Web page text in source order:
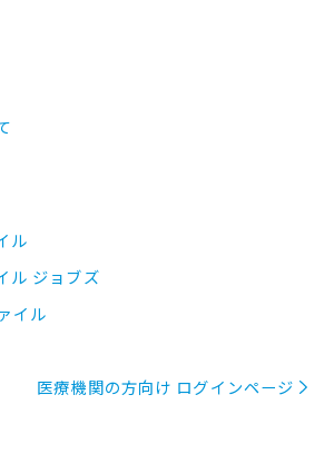
ル
ル ジョブズ
イル
医療機関の方向け ログインページ